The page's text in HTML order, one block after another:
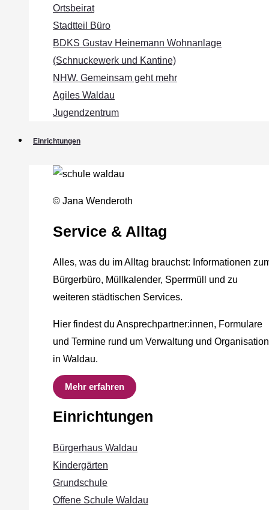
Ortsbeirat
Stadtteil Büro
BDKS Gustav Heinemann Wohnanlage
(Schnuckewerk und Kantine)
NHW. Gemeinsam geht mehr
Agiles Waldau
Jugendzentrum
Einrichtungen
© Jana Wenderoth
Service & Alltag
Alles, was du im Alltag brauchst: Informationen
Bürgerbüro, Müllkalender, Sperrmüll und zu
weiteren städtischen Services.
Hier findest du Ansprechpartner:innen, Formulare
und Termine rund um Verwaltung und Organisation
in Waldau.
Mehr erfahren
Einrichtungen
Bürgerhaus Waldau
Kindergärten
Grundschule
Offene Schule Waldau